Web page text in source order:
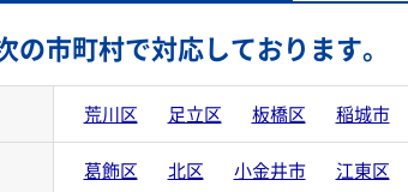
の市町村で対応しております。
荒川区 足立区 板橋区 稲城市
葛飾区 北区 小金井市 江東区